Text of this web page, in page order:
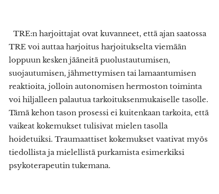
TRE:n harjoittajat ovat kuvanneet, että ajan saatossa
TRE voi auttaa harjoitus harjoitukselta viemään
loppuun kesken jääneitä puolustautumisen,
suojautumisen, jähmettymisen tai lamaantumisen
reaktioita, jolloin autonomisen hermoston toiminta
voi hiljalleen palautua tarkoituksenmukaiselle tasolle.
Tämä kehon tason prosessi ei kuitenkaan tarkoita, että
vaikeat kokemukset tulisivat mielen tasolla
hoidetuiksi. Traumaattiset kokemukset vaativat myös
tiedollista ja mielellistä purkamista esimerkiksi
psykoterapeutin tukemana.